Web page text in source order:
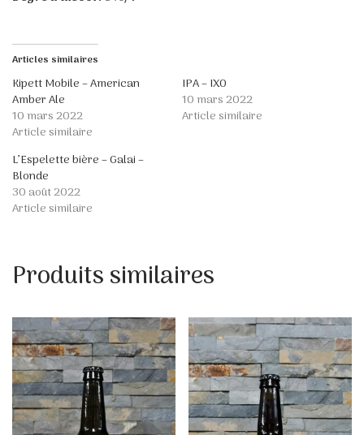
Articles similaires
Kipett Mobile – American
Amber Ale
10 mars 2022
Article similaire
IPA – IXO
10 mars 2022
Article similaire
L’Espelette bière – Galai –
Blonde
30 août 2022
Article similaire
Produits similaires